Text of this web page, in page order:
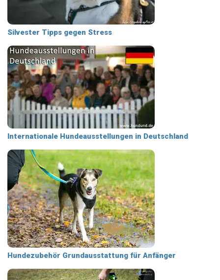
Silvester Tipps gegen Stress
Internationale Hundeausstellungen in Deutschland
Hundezubehör Grundausstattung für Anfänger